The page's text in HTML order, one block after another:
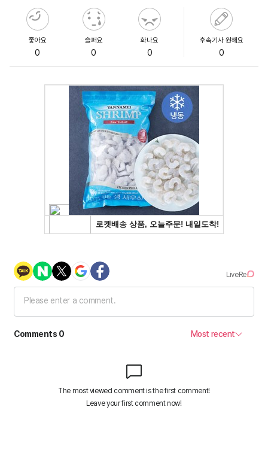
좋아요
0
슬퍼요
0
화나요
0
후속기사 원해요
0